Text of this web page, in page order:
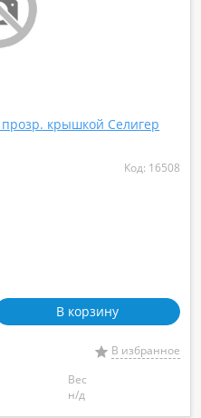
прозр. крышкой Селигер
Код: 16508
В корзину
В избранное
Вес
н/д